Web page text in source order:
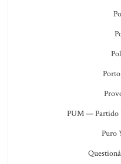
PUM — Partido
Puro